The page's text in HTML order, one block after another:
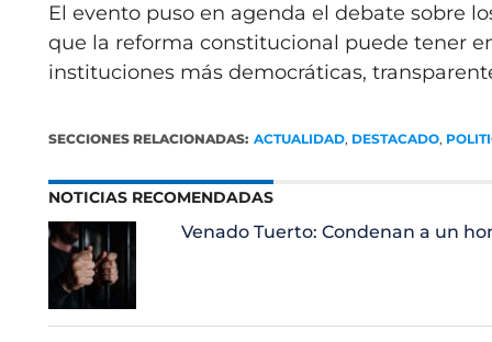
El evento puso en agenda el debate sobre
que la reforma constitucional puede tener
instituciones más democráticas,
SECCIONES RELACIONADAS: ACTUALIDAD, DESTACADO,
NOTICIAS RECOMENDADAS
Venado Tuerto: Condenan a un